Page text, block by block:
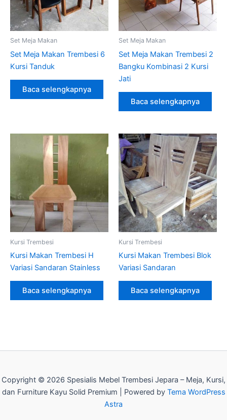
Set Meja Makan
Set Meja Makan Trembesi 6
Kursi Tanduk
Baca selengkapnya
Set Meja Makan
Set Meja Makan Trembesi 2
Bangku Kombinasi 2 Kursi
Jati
Baca selengkapnya
Kursi Trembesi
Kursi Makan Trembesi H
Variasi Sandaran Stainless
Baca selengkapnya
Kursi Trembesi
Kursi Makan Trembesi Blok
Variasi Sandaran
Baca selengkapnya
Copyright © 2026 Spesialis Mebel Trembesi Jepara – Meja, Kursi,
dan Furniture Kayu Solid Premium | Powered by Tema WordPress
Astra